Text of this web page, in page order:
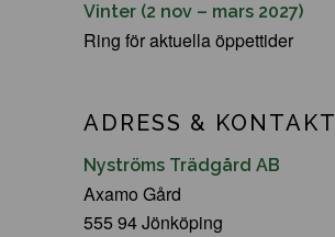
Vinter (2 nov – mars 2027)
Ring för aktuella öppettider
ADRESS & KONTAKT
Nyströms Trädgård AB
Axamo Gård
555 94 Jönköping